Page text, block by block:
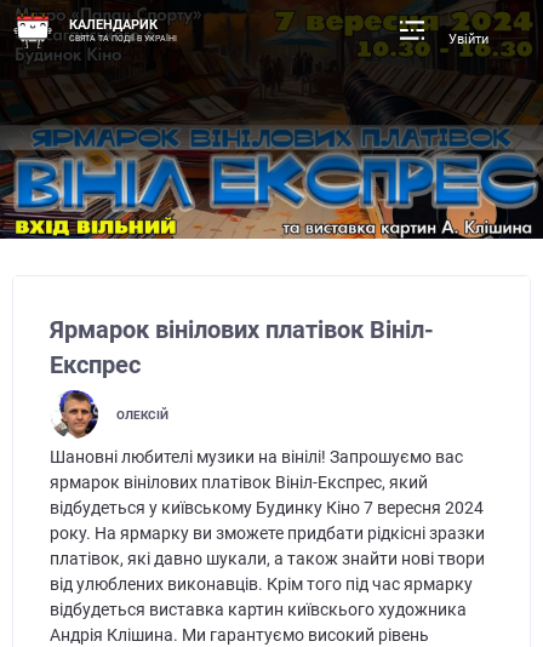
КАЛЕНДАРИК
СВЯТА ТА ПОДІЇ В УКРАЇНІ Увійти
Ярмарок вінілових платівок Вініл-
Експрес
ОЛЕКСІЙ
Шановні любителі музики на вінілі! Запрошуємо вас
ярмарок вінілових платівок Вініл-Експрес, який
відбудеться у київському Будинку Кіно 7 вересня 2024
року. На ярмарку ви зможете придбати рідкісні зразки
платівок, які давно шукали, а також знайти нові твори
від улюблених виконавців. Крім того під час ярмарку
відбудеться виставка картин київскього художника
Андрія Клішина. Ми гарантуємо високий рівень